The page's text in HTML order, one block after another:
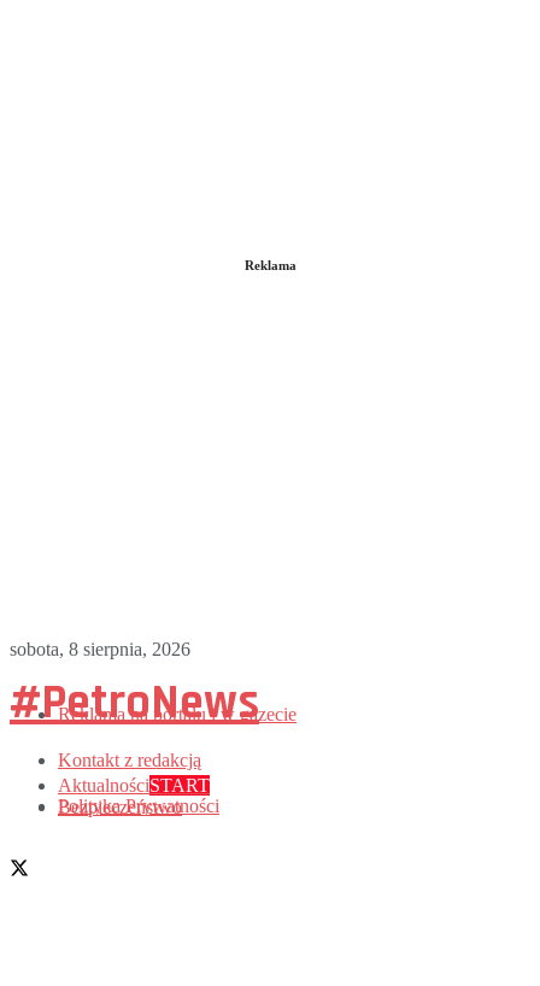
Reklama
sobota, 8 sierpnia, 2026
Reklama na portalu i w gazecie
Kontakt z redakcją
Polityka Prywatności
#PetroNews
AktualnościSTART
Bezpieczeństwo